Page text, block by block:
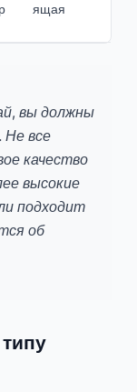
ящая
вы должны
все
качество
высокие
подходит
об